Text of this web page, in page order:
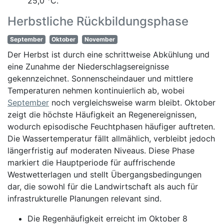
Herbstliche Rückbildungsphase
September Oktober November
Der Herbst ist durch eine schrittweise Abkühlung und
eine Zunahme der Niederschlagsereignisse
gekennzeichnet. Sonnenscheindauer und mittlere
Temperaturen nehmen kontinuierlich ab, wobei
September noch vergleichsweise warm bleibt. Oktober
zeigt die höchste Häufigkeit an Regenereignissen,
wodurch episodische Feuchtphasen häufiger auftreten.
Die Wassertemperatur fällt allmählich, verbleibt jedoch
längerfristig auf moderaten Niveaus. Diese Phase
markiert die Hauptperiode für auffrischende
Westwetterlagen und stellt Übergangsbedingungen
dar, die sowohl für die Landwirtschaft als auch für
infrastrukturelle Planungen relevant sind.
Die Regenhäufigkeit erreicht im Oktober 8